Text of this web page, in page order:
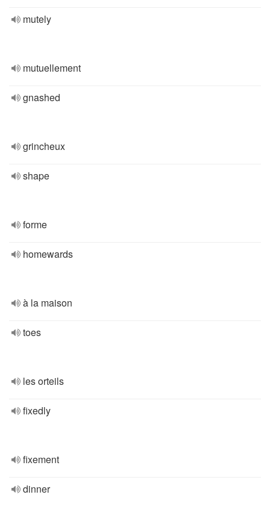
mutely
mutuellement
gnashed
grincheux
shape
forme
homewards
à la maison
toes
les orteils
fixedly
fixement
dinner